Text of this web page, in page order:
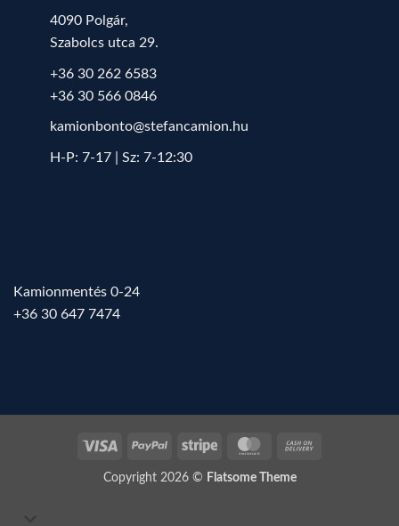
4090 Polgár,
Szabolcs utca 29.
+36 30 262 6583
+36 30 566 0846
kamionbonto@stefancamion.hu
H-P: 7-17 | Sz: 7-12:30
Kamionmentés 0-24
+36 30 647 7474
Visa PayPal Stripe MasterCard
Copyright 2026 © Flatsome Theme